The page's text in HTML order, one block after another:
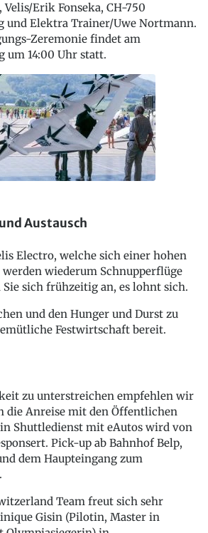
Erik Fonseka, CH-750
und Elektra Trainer/Uwe Nortmann.
Zeremonie findet am
um 14:00 Uhr statt.
Austausch
Electro, welche sich einer hohen
wiederum Schnupperflüge
Sie sich frühzeitig an, es lohnt sich.
und den Hunger und Durst zu
Festwirtschaft bereit.
zu unterstreichen empfehlen wir
die Anreise mit den Öffentlichen
Shuttledienst mit eAutos wird von
Pick-up ab Bahnhof Belp,
dem Haupteingang zum
Team freut sich sehr
Gisin (Pilotin, Master in